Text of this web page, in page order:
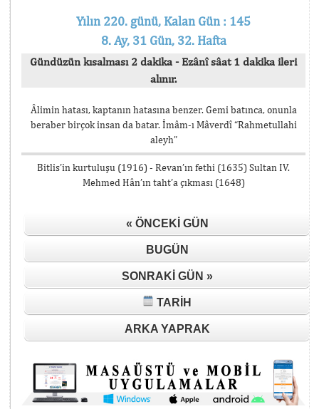
Yılın 220. günü, Kalan Gün : 145
8. Ay, 31 Gün, 32. Hafta
Gündüzün kısalması 2 dakika - Ezânî sâat 1 dakika ileri
alınır.
Âlimin hatası, kaptanın hatasına benzer. Gemi batınca, onunla
beraber birçok insan da batar. İmâm-ı Mâverdî “Rahmetullahi
aleyh”
Bitlis’in kurtuluşu (1916) - Revan’ın fethi (1635) Sultan IV.
Mehmed Hân’ın taht’a çıkması (1648)
« ÖNCEKI GÜN
BUGÜN
SONRAKI GÜN »
TARIH
ARKA YAPRAK